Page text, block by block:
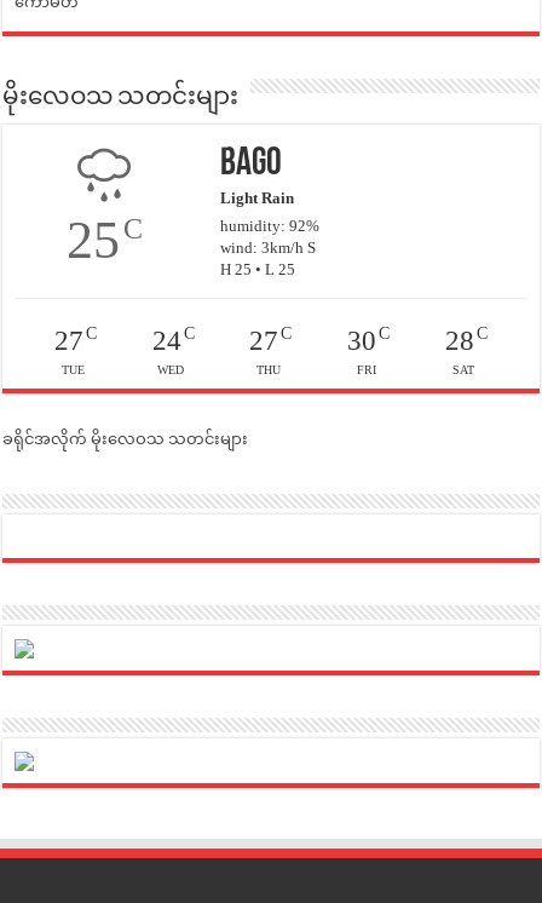
မိုးလေဝသ သတင်းများ
25C
Bago
Light Rain
humidity: 92%
wind: 3km/h S
H 25 • L 25
27C
TUE
24C
WED
27 C
THU
30C
FRI
28C
SAT
ခရိုင်အလိုက် မိုးလေဝသ သတင်းများ